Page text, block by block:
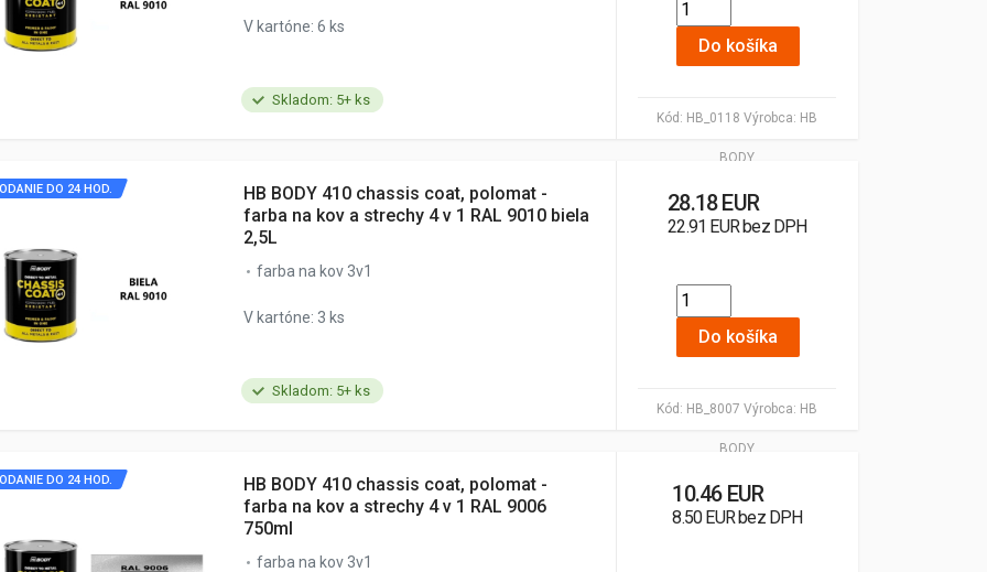
Skladom: 5+ ks
Kód: HB_0118 Výrobca: HB
BODY
V kartóne: 6 ks
Do košíka
Skladom: 5+ ks
Kód: HB_8007 Výrobca: HB
BODY
DO 24 HOD.
HB BODY 410 chassis coat, polomat -
farba na kov a strechy 4 v 1 RAL 9010 biela
2,5L
farba na kov 3v1
V kartóne: 3 ks
28.18 EUR
22.91 EUR bez DPH
Do košíka
DO 24 HOD.
HB BODY 410 chassis coat, polomat -
farba na kov a strechy 4 v 1 RAL 9006
750ml
farba na kov 3v1
10.46 EUR
8.50 EUR bez DPH